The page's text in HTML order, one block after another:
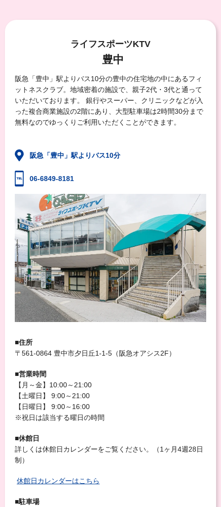
ライフスポーツKTV
豊中
阪急「豊中」駅よりバス10分の豊中の住宅地の中にあるフィ
ットネスクラブ。 地域密着の施設で、親子2代・3代と通って
いただいております。 銀行やスーパー、クリニックなどが入
った複合商業施設の2階にあり、大型駐車場は2時間30分まで
無料なのでゆっくりご利用いただくことができます。
阪急「豊中」駅よりバス10分
06-6849-8181
■住所
〒561-0864 豊中市夕日丘1-1-5（阪急オアシス2F）
■営業時間
【月～金】10:00～21:00
【土曜日】 9:00～21:00
【日曜日】 9:00～16:00
※祝日は該当する曜日の時間
■休館日
詳しくは休館日カレンダーをご覧ください。（1ヶ月4週28日
制）
休館日カレンダーはこちら
■駐車場